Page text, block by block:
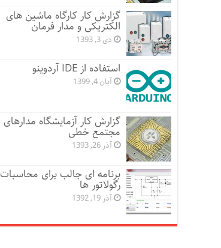
گزارش کار کارگاه ماشین های
الکتریکی و مدار فرمان
دی 3, 1393
استفاده از IDE آردوینو
آبان 4, 1399
گزارش کار آزمایشگاه مدارهای
مجتمع خطی
آذر 26, 1393
برنامه ای جالب برای محاسبات
رگولاتور ها
آذر 19, 1392